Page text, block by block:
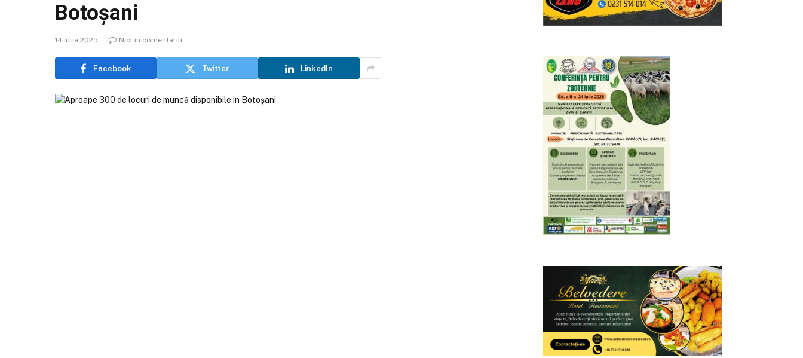
Botoșani
14 iulie 2025 Niciun comentariu
Facebook Twitter LinkedIn